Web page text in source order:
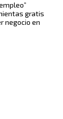
gratis
negocio en